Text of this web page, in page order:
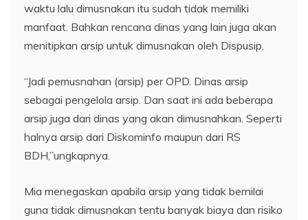
waktu lalu dimusnakan itu sudah tidak memiliki
manfaat. Bahkan rencana dinas yang lain juga akan
menitipkan arsip untuk dimusnakan oleh Dispusip.
“Jadi pemusnahan (arsip) per OPD. Dinas arsip
sebagai pengelola arsip. Dan saat ini ada beberapa
arsip juga dari dinas yang akan dimusnahkan. Seperti
halnya arsip dari Diskominfo maupun dari RS
BDH,”ungkapnya.
Mia menegaskan apabila arsip yang tidak bernilai
guna tidak dimusnakan tentu banyak biaya dan risiko